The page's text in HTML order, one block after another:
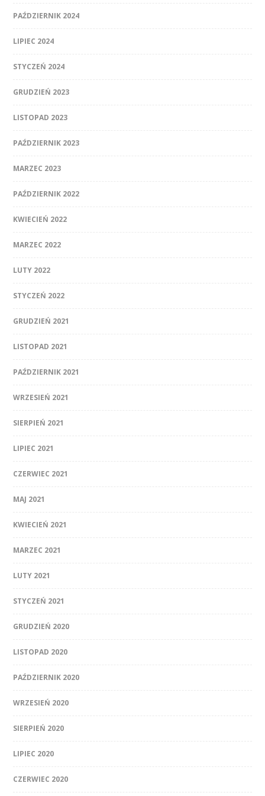
PAŹDZIERNIK 2024
LIPIEC 2024
STYCZEŃ 2024
GRUDZIEŃ 2023
LISTOPAD 2023
PAŹDZIERNIK 2023
MARZEC 2023
PAŹDZIERNIK 2022
KWIECIEŃ 2022
MARZEC 2022
LUTY 2022
STYCZEŃ 2022
GRUDZIEŃ 2021
LISTOPAD 2021
PAŹDZIERNIK 2021
WRZESIEŃ 2021
SIERPIEŃ 2021
LIPIEC 2021
CZERWIEC 2021
MAJ 2021
KWIECIEŃ 2021
MARZEC 2021
LUTY 2021
STYCZEŃ 2021
GRUDZIEŃ 2020
LISTOPAD 2020
PAŹDZIERNIK 2020
WRZESIEŃ 2020
SIERPIEŃ 2020
LIPIEC 2020
CZERWIEC 2020